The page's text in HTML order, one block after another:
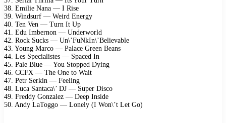
38. Emilie Nana — I Rise
39. Windsurf — Weird Energy
40. Ten Ven — Turn It Up
41. Edu Imbernon — Underworld
42. Rock Sucks — Un\’FuNkIn\’Believable
43. Young Marco — Palace Green Beans
44. Les Specialistes — Spaced In
45. Pale Blue — You Stopped Dying
46. CCFX — The One to Wait
47. Petr Serkin — Feeling
48. Luca Santaca\’ DJ — Super Disco
49. Freddy Gonzalez — Deep Inside
50. Andy LaToggo — Lonely (I Won\’t Let Go)